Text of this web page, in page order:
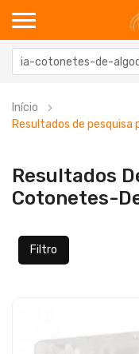
Início
Resultados de
Resultados
Cotonetes-
Filtro